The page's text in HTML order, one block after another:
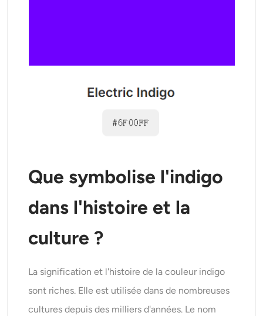
Que symbolise l'indigo
dans l'histoire et la
culture ?
La signification et l'histoire de la couleur indigo
sont riches. Elle est utilisée dans de nombreuses
cultures depuis des milliers d'années. Le nom